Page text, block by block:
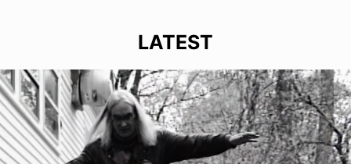
LATEST